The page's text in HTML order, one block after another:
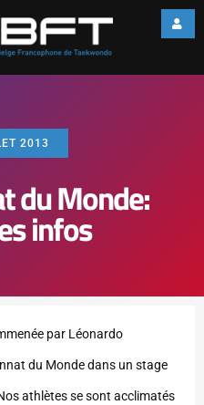
2013
du Monde:
infos
par Léonardo
du Monde dans un stage
athlètes se sont acclimatés